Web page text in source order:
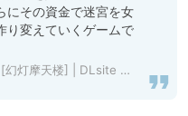
にその資金で迷宮を女
り変えていくゲームで
天楼] | DLsite 同人 - R18